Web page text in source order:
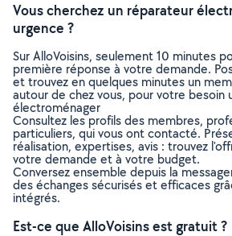
Vous cherchez un réparateur
urgence ?
Sur AlloVoisins, seulement 10 minutes
première réponse à votre demande.
et trouvez en quelques minutes un
autour de chez vous, pour votre besoin
électroménager
Consultez les profils des membres,
particuliers, qui vous ont contacté.
réalisation, expertises, avis : trouvez
votre demande et à votre budget.
Conversez ensemble depuis la
des échanges sécurisés et efficaces
intégrés.
Est-ce que AlloVoisins est gratuit ?